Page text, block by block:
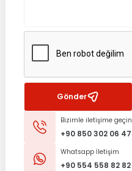
Gönder
Bizimle iletişime geçin
+90 850 302 06 47
Whatsapp İletişim
+90 554 558 82 82